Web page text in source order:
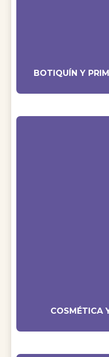
BOTIQUÍN Y
COSMÉTICA